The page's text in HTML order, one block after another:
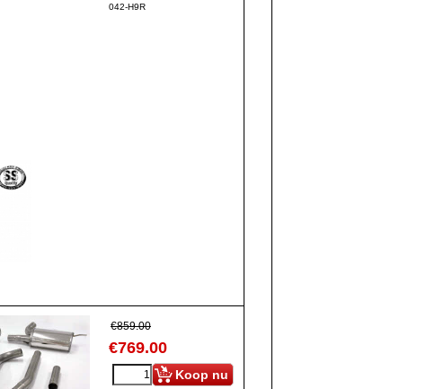
042-H9R
€859.00
€769.00
Koop nu